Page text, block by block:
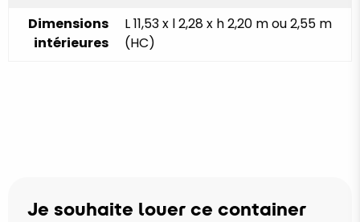
Dimensions
intérieures
L 11,53 x l 2,28 x h 2,20 m ou 2,55 m
(HC)
Je souhaite louer ce container